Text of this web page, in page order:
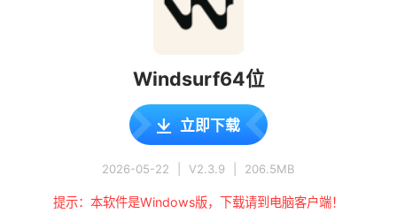
Windsurf64位
立即下载
2026-05-22 V2.3.9 206.5MB
提示：本软件是Windows版，下载请到电脑客户端！